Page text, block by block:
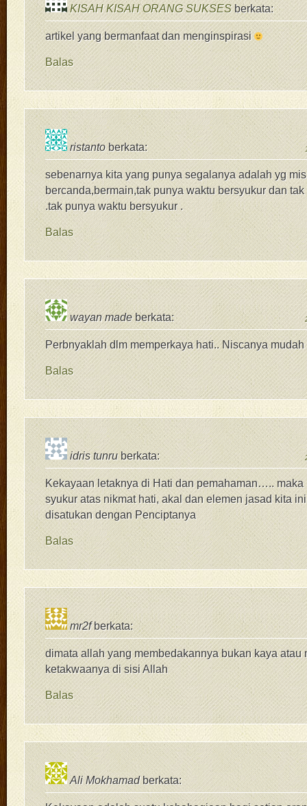
KISAH KISAH ORANG SUKSES berkata:
artikel yang bermanfaat dan menginspirasi
Balas
ristanto berkata:
sebenarnya kita yang punya segalanya adalah yg
bercanda,bermain,tak punya waktu bersyukur dan
.tak punya waktu bersyukur .
Balas
wayan made berkata:
Perbnyaklah dlm memperkaya hati.. Niscanya mudah
Balas
idris tunru berkata:
Kekayaan letaknya di Hati dan pemahaman….. maka
syukur atas nikmat hati, akal dan elemen jasad kita
disatukan dengan Penciptanya
Balas
mr2f berkata:
dimata allah yang membedakannya bukan kaya atau
ketakwaanya di sisi Allah
Balas
Ali Mokhamad berkata: